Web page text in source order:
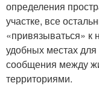
определения
участке, все
«привязываться» к
удобных местах
сообщения между
территориями.